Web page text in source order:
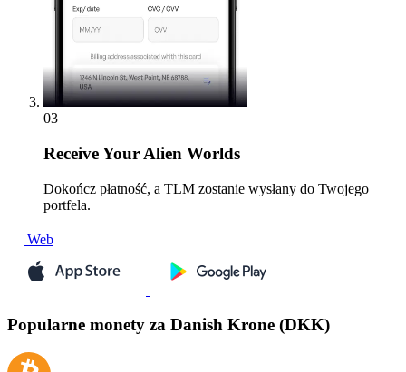
03
ReceiveYour Alien Worlds
Dokończ płatność, a TLM zostanie wysłany do Twojego
portfela.
Web
Popularne monety za Danish Krone (DKK)